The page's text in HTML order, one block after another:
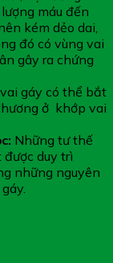
máu đến
kém dẻo dai,
đó có vùng vai
gây ra chứng
gáy có thể bắt
ở khớp vai
Những tư thế
duy trì
những nguyên